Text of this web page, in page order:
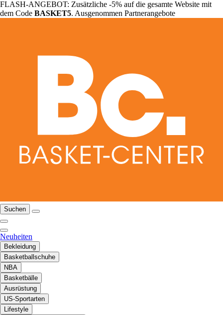
FLASH-ANGEBOT: Zusätzliche -5% auf die gesamte Website mit
dem Code BASKET5. Ausgenommen Partnerangebote
Suchen
Neuheiten
Bekleidung
Basketballschuhe
NBA
Basketbälle
Ausrüstung
US-Sportarten
Lifestyle